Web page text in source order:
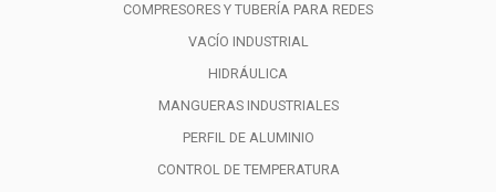
COMPRESORES Y TUBERÍA PARA REDES
VACÍO INDUSTRIAL
HIDRÁULICA
MANGUERAS INDUSTRIALES
PERFIL DE ALUMINIO
CONTROL DE TEMPERATURA